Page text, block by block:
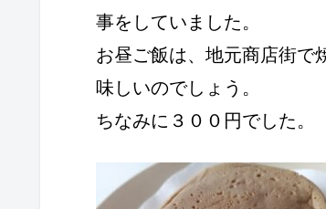
事をしていました。
お昼ご飯は、地元商店街で
味しいのでしょう。
ちなみに３００円でした。